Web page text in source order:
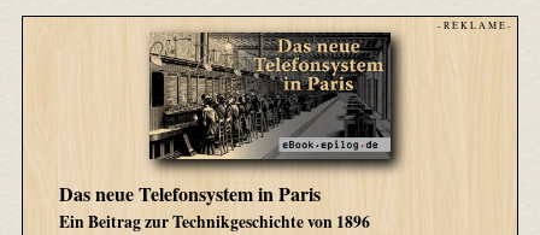
- R E K L A M E -
Das neue Telefonsystem in Paris
Ein Beitrag zur Technikgeschichte von 1896